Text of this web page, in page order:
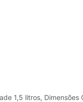
1,5 litros,